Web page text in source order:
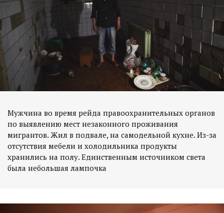
Мужчина во время рейда правоохранительных органов
по выявлению мест незаконного проживания
мигрантов. Жил в подвале, на самодельной кухне. Из-за
отсутствия мебели и холодильника продукты
хранились на полу. Единственным источником света